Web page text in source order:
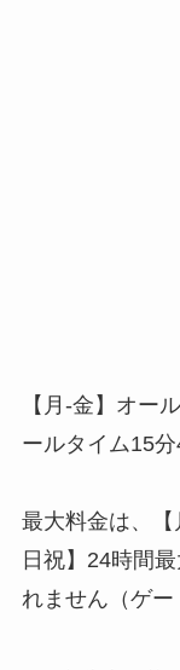
【月-金】オー
ールタイム15分
最大料金は、
日祝】24時間
れません（ゲー